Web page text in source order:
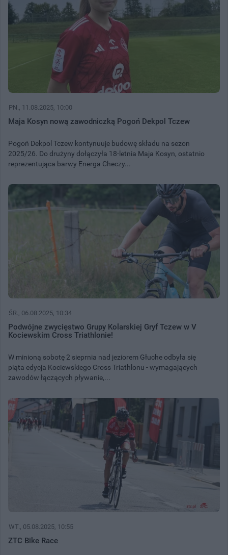
PN. , 11.08.2025, 10:00
Maja Kosyn nową zawodniczką Pogoń Dekpol Tczew
Pogoń Dekpol Tczew kontynuuje budowę składu na sezon
2025/26. Do drużyny dołączyła 18-letnia Maja Kosyn, ostatnio
reprezentująca barwy Energa Checzy...
ŚR. , 06.08.2025, 10:34
Podwójne zwycięstwo Grupy Kolarskiej Gryf Tczew w V
Kociewskim Cross Triathlonie!
W minioną sobotę 2 sieprnia nad jeziorem Głuche odbyła się
piąta edycja Kociewskiego Cross Triathlonu - wymagających
zawodów łączących pływanie,...
WT. , 05.08.2025, 10:55
ZTC Bike Race